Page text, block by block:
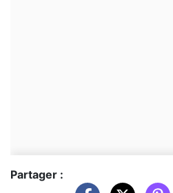
Partager :